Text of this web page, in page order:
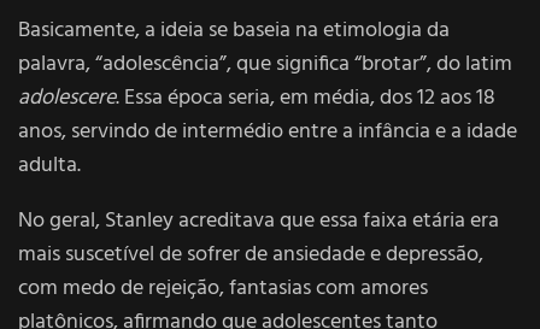
Basicamente, a ideia se baseia na etimologia da
palavra, “adolescência”, que significa “brotar”, do latim
adolescere. Essa época seria, em média, dos 12 aos 18
anos, servindo de intermédio entre a infância e a idade
adulta.
No geral, Stanley acreditava que essa faixa etária era
mais suscetível de sofrer de ansiedade e depressão,
com medo de rejeição, fantasias com amores